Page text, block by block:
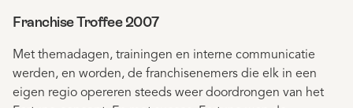
Franchise Troffee 2007
Met themadagen, trainingen en interne communicatie
werden, en worden, de franchisenemers die elk in een
eigen regio opereren steeds weer doordrongen van het